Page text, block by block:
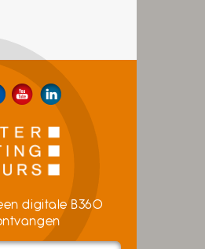
digitale B360